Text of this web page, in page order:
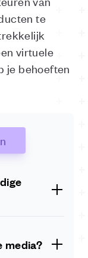
te
virtuele
je behoeften
uit te
media?